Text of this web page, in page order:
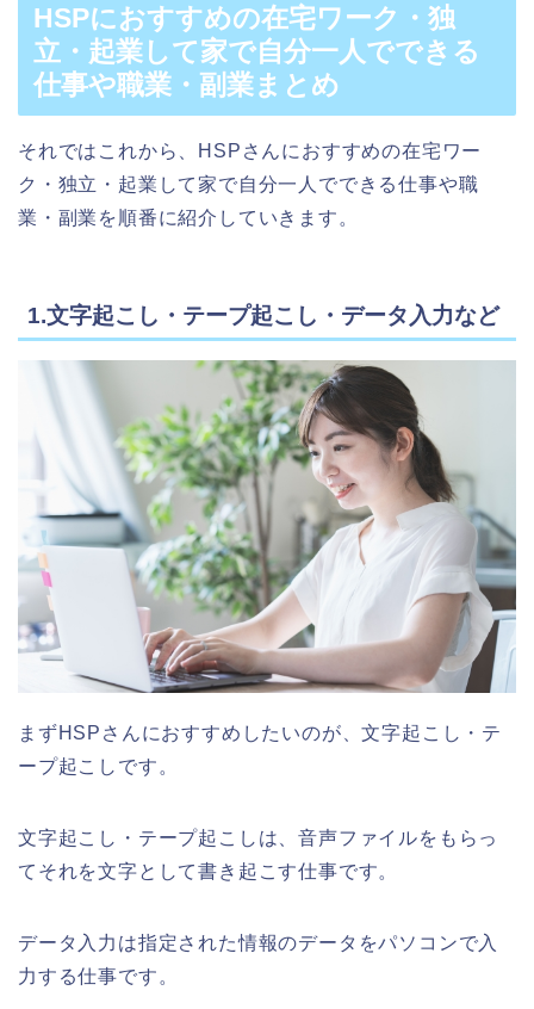
HSPにおすすめの在宅ワーク・独
立・起業して家で自分一人でできる
仕事や職業・副業まとめ
それではこれから、HSPさんにおすすめの在宅ワー
ク・独立・起業して家で自分一人でできる仕事や職
業・副業を順番に紹介していきます。
1.文字起こし・テープ起こし・データ入力など
まずHSPさんにおすすめしたいのが、文字起こし・テ
ープ起こしです。
文字起こし・テープ起こしは、音声ファイルをもらっ
てそれを文字として書き起こす仕事です。
データ入力は指定された情報のデータをパソコンで入
力する仕事です。